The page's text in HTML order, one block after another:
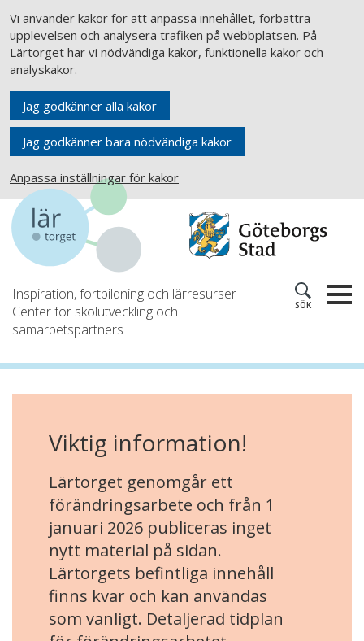
Vi använder kakor för att anpassa innehållet, förbättra
upplevelsen och analysera trafiken på webbplatsen. På
Lärtorget har vi nödvändiga kakor, funktionella kakor och
analyskakor.
Jag godkänner alla kakor
Jag godkänner bara nödvändiga kakor
Anpassa inställningar för kakor
Inspiration, fortbildning och lärresurser
Center för skolutveckling och
samarbetspartners
SÖK
Viktig information!
Lärtorget genomgår ett
förändringsarbete och från 1
januari 2026 publiceras inget
nytt material på sidan.
Lärtorgets befintliga innehåll
finns kvar och kan användas
som vanligt. Detaljerad tidplan